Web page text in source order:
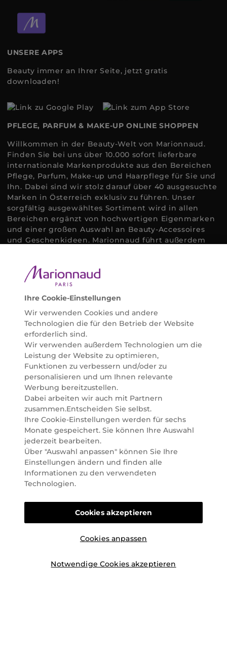
UNSERE APPS
Beauty immer an Ihrer Seite, jetzt gratis
downloaden!
PFLEGE, PARFUM & MAKE-UP ONLINE SHOPPEN
Willkommen in der Beauty-Welt von Marionnaud.
Finden Sie bei uns über 10.000 sofort lieferbare
internationale Markenprodukte aus den Bereichen
Pflege, Parfum, Make-up und Haarpflege für Sie und
Ihn. Dabei sind wir stolz darauf über 40 ausgesuchte
Marken in Österreich exklusiv zu führen. Unser
sorgfältig ausgewähltes Sortiment wird in allen
Bereichen ergänzt von hochwertigen Eigenmarken
und einer großen Auswahl an Beauty-Accessoires
und Geschenkideen. Marionnaud führt außerdem
Bedürfnissen individuell mit der perfekten Lösung
helfen zu können. Entdecken Sie auch unsere
Online Beauty Beratungen und bestellen Sie ganz
einfach alles für Ihre Beauty Routine direkt nach
Hause oder in Ihre Wunsch-Parfümerie liefern.
BERATUNG & EXPERTISE
Marionnaud wurde im Jahr 1984 in Paris gegründet
und ist seit 2001 in Österreich vertreten. Mit rund 80
Parfümerien und unserem Online Shop sind wir
Marktführer im selektiven Beautyhandel in
Österreich. Seit 2023 liefern wir auch nach
Deutschland. Durch abwechselnde Aktionen und
attraktive Angebote zu allen Anlässen finden Sie bei
Marionnaud alles, was Beauty Herzen höherschlagen
lässt. Wir glauben fest daran, dass Freude auf viele
Arten geschaffen werden kann. Vom beruhigenden
und pflegenden Gefühl Ihrer Lieblingsaugencreme
bis zur positiven Verpflichtung zu nachhaltigen
Rohstoffen. Darum suchen wir jeden Tag nach
Wegen, um Ihnen das tägliche Wohlfühlen zu
können online und offline zu beraten und bei Ihren
Fragen zu unterstützen.
Ihre Cookie-Einstellungen
Wir verwenden Cookies und andere
Technologien die für den Betrieb der Website
erforderlich sind.
Wir verwenden außerdem Technologien um die
Leistung der Website zu optimieren,
Funktionen zu verbessern und/oder zu
personalisieren und um Ihnen relevante
Werbung bereitzustellen.
Dabei arbeiten wir auch mit Partnern
zusammen.Entscheiden Sie selbst.
Ihre Cookie-Einstellungen werden für sechs
Monate gespeichert. Sie können Ihre Auswahl
jederzeit bearbeiten.
Über "Auswahl anpassen" können Sie Ihre
Einstellungen ändern und finden alle
Informationen zu den verwendeten
Technologien.
Cookies anpassen
Notwendige Cookies akzeptieren
Cookies akzeptieren